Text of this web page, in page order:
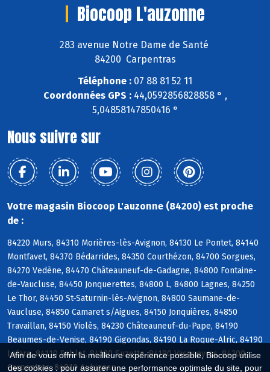
Afin de vous offrir la meilleure expérience possible, Biocoop utilise
des cookies : pour assurer une performance optimale du site, pour
Biocoop L'auzonne
283 avenue Notre Dame de Santé
84200 Carpentras
Téléphone : 07 88 81 52 11
Coordonnées GPS :44,0592856828858 ° ,
5,04858147850416 °
Nous suivre sur
Votre magasin Biocoop L'auzonne (84200) est proche
de :
84220 Murs, 84310 Morières-lès-Avignon, 84130 Le Pontet, 84140
Montfavet, 84370 Bédarrides, 84350 Courthézon, 84700 Sorgues,
84270 Vedène, 84470 Châteauneuf-de-Gadagne, 84800 Fontaine-
de-Vaucluse, 84450 Jonquerettes, 84800 L, 84800 Lagnes, 84250
Le Thor, 84450 St-Saturnin-lès-Avignon, 84800 Saumane-de-
Vaucluse, 84850 Camaret s/Aigues, 84150 Jonquières, 84850
Travaillan, 84150 Violès, 84230 Châteauneuf-du-Pape, 84190
Beaumes-de-Venise, 84190 Gigondas, 84190 La Roque-Alric, 84190
Lafare, 84110 Sablet, 84190 Suzette, 84190 Vacqueyras, 84200
Carpentras, 84810 Aubignan